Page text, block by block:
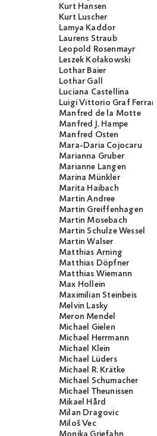
Kurt Hansen
Kurt Luscher
Lamya Kaddor
Laurens Straub
Leopold Rosenmayr
Leszek Kołakowski
Lothar Baier
Lothar Gall
Luciana Castellina
Luigi Vittorio Graf Ferraris
Manfred de la Motte
Manfred J. Hampe
Manfred Osten
Mara-Daria Cojocaru
Marianna Gruber
Marianne Langen
Marina Münkler
Marita Haibach
Martin Andree
Martin Greiffenhagen
Martin Mosebach
Martin Schulze Wessel
Martin Walser
Matthias Arning
Matthias Döpfner
Matthias Wiemann
Max Hollein
Maximilian Steinbeis
Melvin Lasky
Meron Mendel
Michael Gielen
Michael Herrmann
Michael Klein
Michael Lüders
Michael R. Krätke
Michael Schumacher
Michael Theunissen
Mikael Hård
Milan Dragovic
Miloš Vec